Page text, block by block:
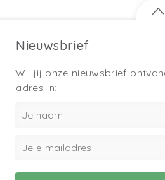
Nieuwsbrief
Wil jij onze nieuwsbrief
adres in: